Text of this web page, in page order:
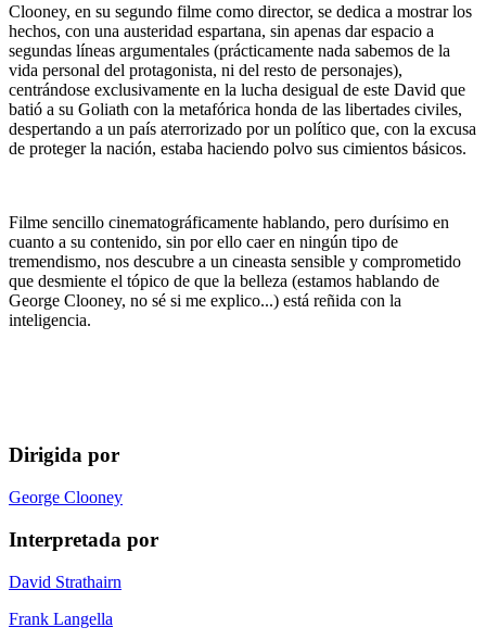
Clooney, en su segundo filme como director, se dedica a mostrar los
hechos, con una austeridad espartana, sin apenas dar espacio a
segundas líneas argumentales (prácticamente nada sabemos de la
vida personal del protagonista, ni del resto de personajes),
centrándose exclusivamente en la lucha desigual de este David que
batió a su Goliath con la metafórica honda de las libertades civiles,
despertando a un país aterrorizado por un político que, con la excusa
de proteger la nación, estaba haciendo polvo sus cimientos básicos.
Filme sencillo cinematográficamente hablando, pero durísimo en
cuanto a su contenido, sin por ello caer en ningún tipo de
tremendismo, nos descubre a un cineasta sensible y comprometido
que desmiente el tópico de que la belleza (estamos hablando de
George Clooney, no sé si me explico...) está reñida con la
inteligencia.
Dirigida por
George Clooney
Interpretada por
David Strathairn
Frank Langella